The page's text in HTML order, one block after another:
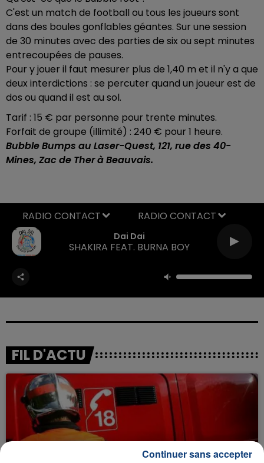
C'est un match de football ou tous les joueurs sont
dans des boules gonflables géantes. Sur une session
de 30 minutes avec des parties de six ou sept minutes
entrecoupées de pauses.
Pour y jouer il faut mesurer plus de 1,40 m et il n'y a que
deux interdictions : se percuter quand un joueur est de
dos ou quand il est au sol.
Tarif : 15 € par personne pour trente minutes.
Forfait de groupe (illimité) : 240 € pour 1 heure.
Bubble Bumps au Laser-Quest, 121, rue des 40-
Mines, Zac de Ther à Beauvais.
Dai Dai
SHAKIRA FEAT. BURNA BOY
RADIO CONTACT
FIL D'ACTU
Continuer sans accepter